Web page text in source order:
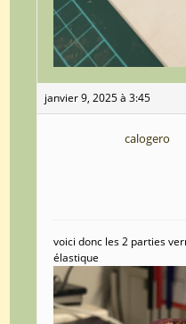
janvier 9, 2025 à 3:45
calogero
voici donc les 2 parties
élastique